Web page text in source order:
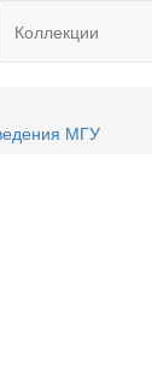
Коллекции
МГУ